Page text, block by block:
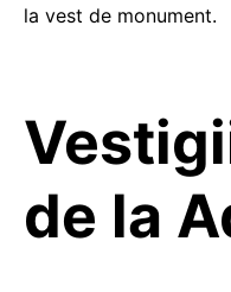
la vest de monument.
de la